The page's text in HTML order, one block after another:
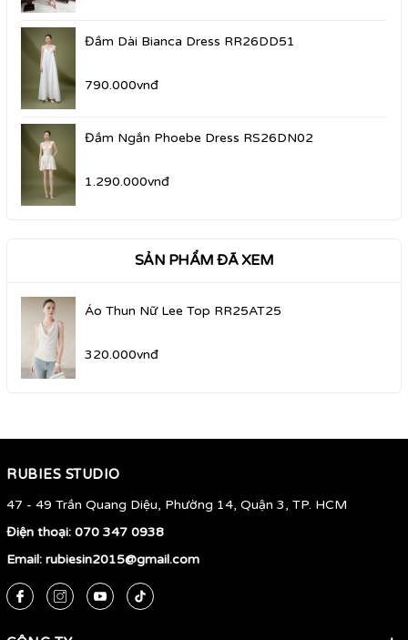
Đầm Dài Bianca Dress RR26DD51
790.000vnđ
Đầm Ngắn Phoebe Dress RS26DN02
1.290.000vnđ
SẢN PHẨM ĐÃ XEM
Áo Thun Nữ Lee Top RR25AT25
320.000vnđ
RUBIES STUDIO
47 - 49 Trần Quang Diệu, Phường 14, Quận 3, TP. HCM
Điện thoại: 070 347 0938
Email: rubiesin2015@gmail.com